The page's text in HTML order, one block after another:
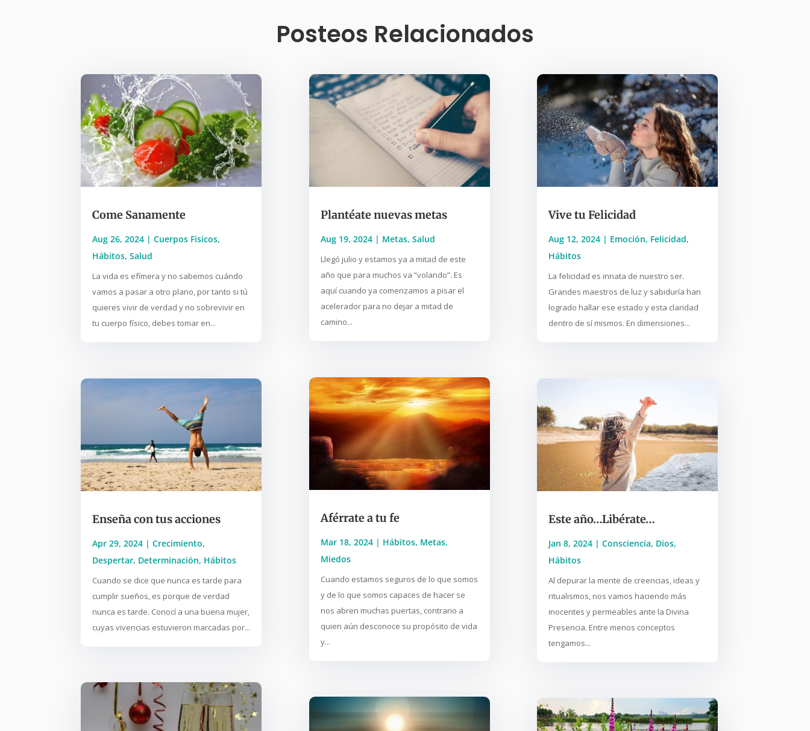
Posteos Relacionados
Come Sanamente
Aug 26, 2024 |Cuerpos Fisicos,
Hábitos,Salud
La vida es efímera y no sabemos cuándo
vamos a pasar a otro plano, por tanto si tú
quieres vivir de verdad y no sobrevivir en
tu cuerpo físico, debes tomar en...
Enseña con tus acciones
Apr 29, 2024 |Crecimiento,
Despertar, Determinación, Hábitos
Cuando se dice que nunca es tarde para
cumplir sueños, es porque de verdad
nunca es tarde. Conocí a una buena mujer,
cuyas vivencias estuvieron marcadas por...
Plantéate nuevas metas
Aug 19, 2024| Metas, Salud
Llegó julio y estamos ya a mitad de este
año que para muchos va “volando”. Es
aquí cuando ya comenzamos a pisar el
acelerador para no dejar a mitad de
camino...
Aférrate a tu fe
Mar 18, 2024| Hábitos, Metas,
Miedos
Cuando estamos seguros de lo que somos
y de lo que somos capaces de hacer se
nos abren muchas puertas, contrario a
quien aún desconoce su propósito de vida
y...
Vive tu Felicidad
Aug 12, 2024| Emoción, Felicidad,
Hábitos
La felicidad es innata de nuestro ser.
Grandes maestros de luz y sabiduría han
logrado hallar ese estado y esta claridad
dentro de sí mismos. En dimensiones...
Este año…Libérate…
Jan 8, 2024| Consciencia, Dios,
Hábitos
Al depurar la mente de creencias, ideas y
ritualismos, nos vamos haciendo más
inocentes y permeables ante la Divina
Presencia. Entre menos conceptos
tengamos...